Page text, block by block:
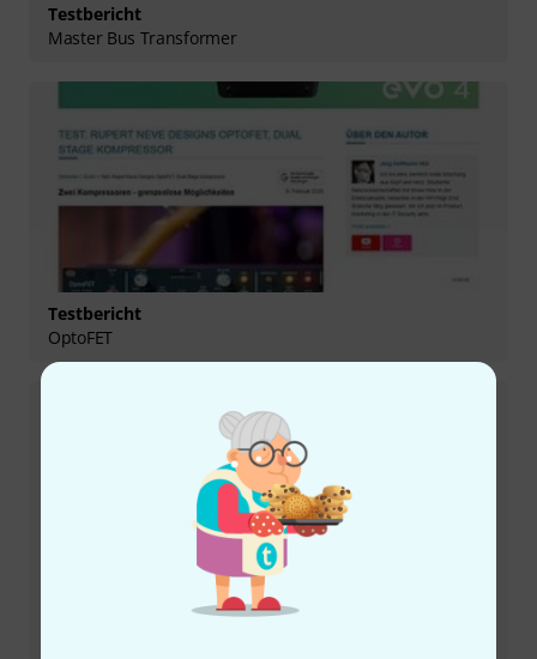
Testbericht
Master Bus Transformer
Testbericht
OptoFET